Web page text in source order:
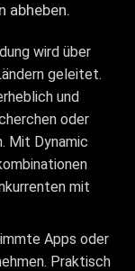
abheben.
wird über
geleitet.
und
oder
Mit Dynamic
mit
Apps oder
Praktisch